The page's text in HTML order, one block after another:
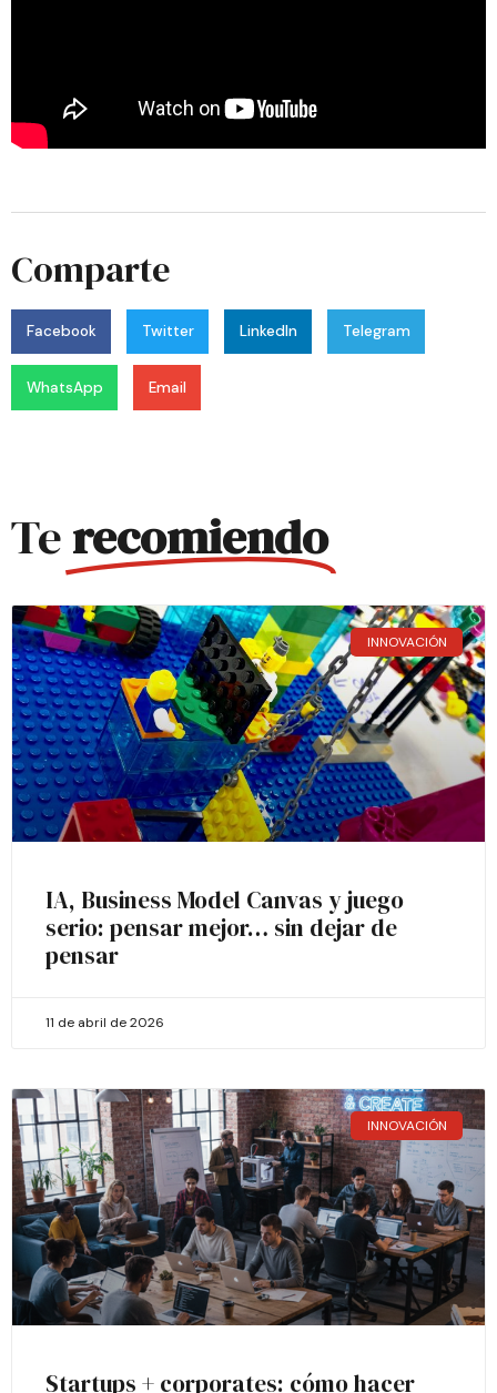
Comparte
Facebook Twitter LinkedIn Telegram
WhatsApp Email
Terecomiendo
INNOVACIÓN
IA, Business Model Canvas y juego
serio: pensar mejor… sin dejar de
pensar
11 de abril de 2026
INNOVACIÓN
Startups + corporates: cómo hacer